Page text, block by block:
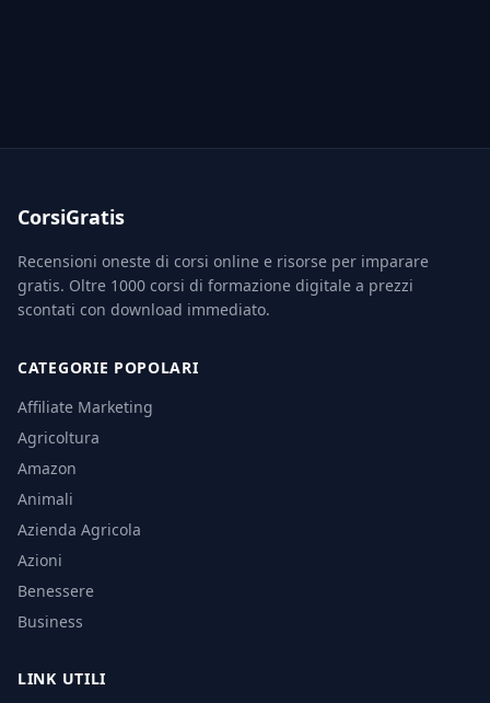
CorsiGratis
Recensioni oneste di corsi online e risorse per imparare
gratis. Oltre 1000 corsi di formazione digitale a prezzi
scontati con download immediato.
CATEGORIE POPOLARI
Affiliate Marketing
Agricoltura
Amazon
Animali
Azienda Agricola
Azioni
Benessere
Business
LINK UTILI